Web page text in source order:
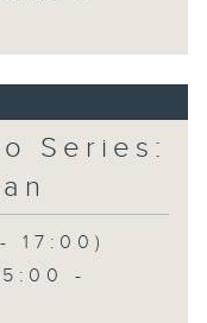
Series:
17:00)
-